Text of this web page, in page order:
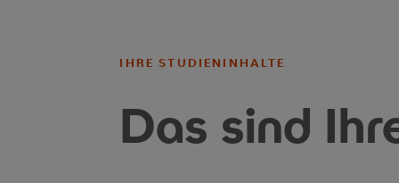
IHRE STUDIENINHALTE
Das sind